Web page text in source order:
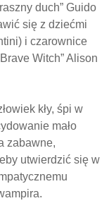
duch” Guido
się z dziećmi
i czarownice
Witch” Alison
kły, śpi w
mało
zabawne,
utwierdzić się w